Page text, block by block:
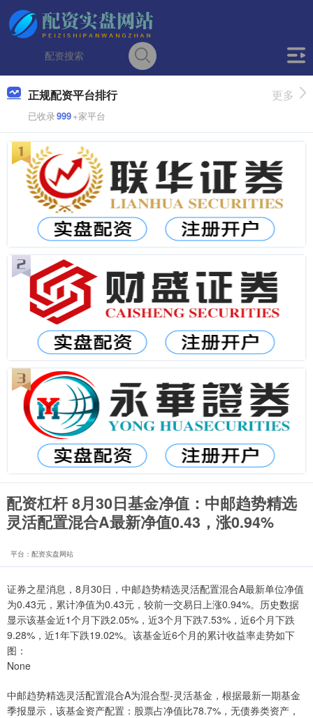
正规配资平台排行
已收录999+家平台
更多
配资杠杆 8月30日基金净值：中邮趋势精选
灵活配置混合A最新净值0.43，涨0.94%
平台：配资实盘网站
证券之星消息，8月30日，中邮趋势精选灵活配置混合A最新单位净值
为0.43元，累计净值为0.43元，较前一交易日上涨0.94%。历史数据
显示该基金近1个月下跌2.05%，近3个月下跌7.53%，近6个月下跌
9.28%，近1年下跌19.02%。该基金近6个月的累计收益率走势如下
图：
None
中邮趋势精选灵活配置混合A为混合型-灵活基金，根据最新一期基金
季报显示，该基金资产配置：股票占净值比78.7%，无债券类资产，